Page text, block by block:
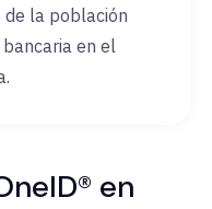
la población
en el
en